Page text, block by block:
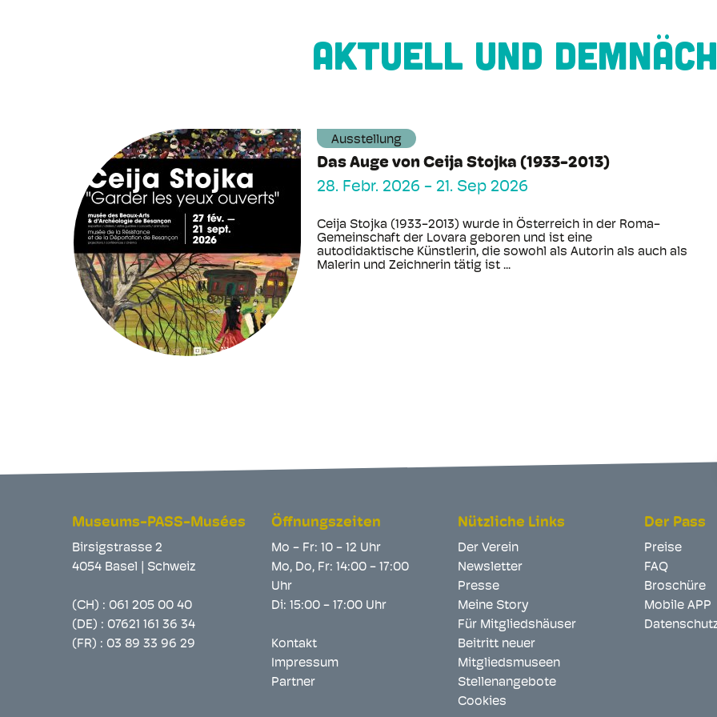
AKTUELL UND
Ausstellung
Das Auge von Ceija Stojka (1933-2013)
28. Febr. 2026 - 21. Sep 2026
Ceija Stojka (1933-2013) wurde in Österreich in der Roma-
Gemeinschaft der Lovara geboren und ist eine
autodidaktische Künstlerin, die sowohl als Autorin als auch als
Malerin und Zeichnerin tätig ist ...
Museums-PASS-Musées
Birsigstrasse 2
4054 Basel | Schweiz
(CH) : 061 205 00 40
(DE) : 07621 161 36 34
(FR) : 03 89 33 96 29
Öffnungszeiten
Mo - Fr: 10 - 12 Uhr
Mo, Do, Fr: 14:00 - 17:00
Uhr
Di: 15:00 - 17:00 Uhr
Kontakt
Impressum
Partner
Nützliche Links
Der Verein
Newsletter
Presse
Meine Story
Für Mitgliedshäuser
Beitritt neuer
Mitgliedsmuseen
Stellenangebote
Cookies
Der Pass
Preise
FAQ
Broschüre
Mobile APP